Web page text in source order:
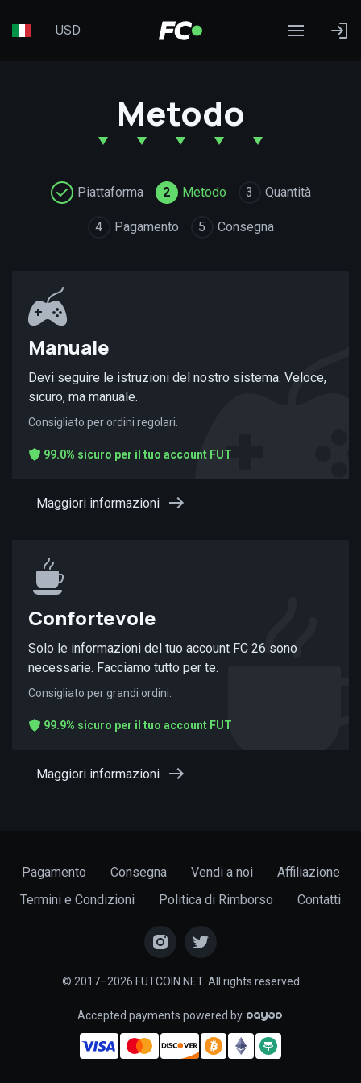
USD
Metodo
Piattaforma 2 Metodo 3 Quantità
4 Pagamento 5 Consegna
Manuale
Devi seguire le istruzioni del nostro sistema. Veloce,
sicuro, ma manuale.
Consigliato per ordini regolari.
99.0% sicuro per il tuo account FUT
Maggiori informazioni
Confortevole
Solo le informazioni del tuo account FC 26 sono
necessarie. Facciamo tutto per te.
Consigliato per grandi ordini.
99.9% sicuro per il tuo account FUT
Maggiori informazioni
Pagamento Consegna Vendi a noi
Affiliazione
Termini e Condizioni
Politica di Rimborso Contatti
© 2017–2026 FUTCOIN.NET. All rights reserved
Accepted payments powered by